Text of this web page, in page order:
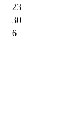
23
30
6